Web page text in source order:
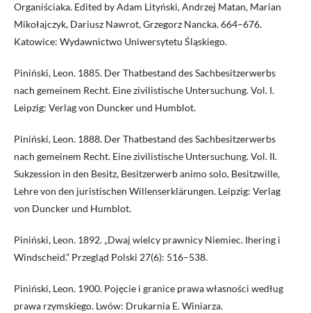
Organiściaka. Edited by Adam Lityński, Andrzej Matan, Marian
Mikołajczyk, Dariusz Nawrot, Grzegorz Nancka. 664–676.
Katowice: Wydawnictwo Uniwersytetu Śląskiego.
Piniński, Leon. 1885. Der Thatbestand des Sachbesitzerwerbs
nach gemeinem Recht. Eine zivilistische Untersuchung. Vol. I.
Leipzig: Verlag von Duncker und Humblot.
Piniński, Leon. 1888. Der Thatbestand des Sachbesitzerwerbs
nach gemeinem Recht. Eine zivilistische Untersuchung. Vol. II.
Sukzession in den Besitz, Besitzerwerb animo solo, Besitzwille,
Lehre von den juristischen Willenserklärungen. Leipzig: Verlag
von Duncker und Humblot.
Piniński, Leon. 1892. „Dwaj wielcy prawnicy Niemiec. Ihering i
Windscheid.” Przegląd Polski 27(6): 516–538.
Piniński, Leon. 1900. Pojęcie i granice prawa własności według
prawa rzymskiego. Lwów: Drukarnia E. Winiarza.